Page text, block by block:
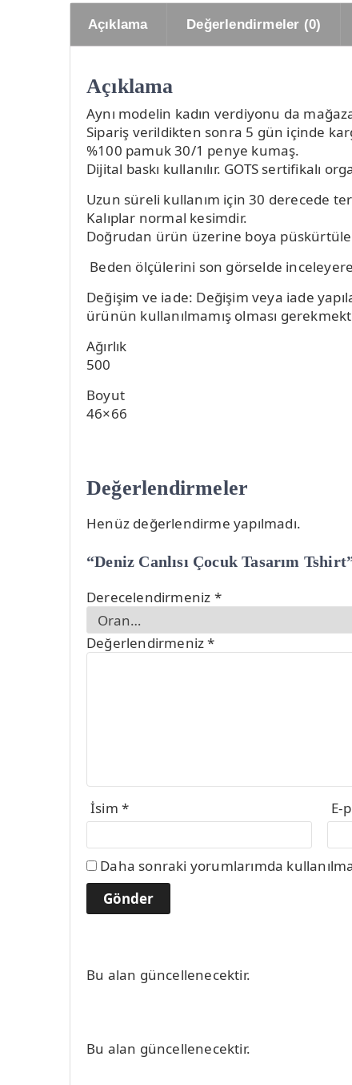
Açıklama Değerlendirmeler (0)
Açıklama
Aynı modelin kadın verdiyonu da
Sipariş verildikten sonra 5 gün içinde
%100 pamuk 30/1 penye kumaş.
Dijital baskı kullanılır. GOTS sertifikalı
Uzun süreli kullanım için 30 derecede
Kalıplar normal kesimdir.
Doğrudan ürün üzerine boya
Beden ölçülerini son görselde
Değişim ve iade: Değişim veya iade
ürünün kullanılmamış olması
Ağırlık
500
Boyut
46×66
Değerlendirmeler
Henüz değerlendirme yapılmadı.
“Deniz Canlısı Çocuk Tasarım
Derecelendirmeniz *
Değerlendirmeniz*
İsim * E-
Daha sonraki yorumlarımda
Bu alan güncellenecektir.
Bu alan güncellenecektir.